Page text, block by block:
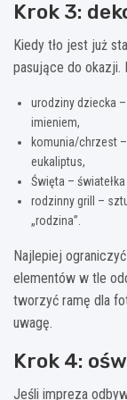
Krok 3:
Kiedy tło jest już
pasujące do okazji.
urodziny dziecka
imieniem,
komunia/chrzest
eukaliptus,
Święta –
rodzinny grill –
„rodzina”.
Najlepiej
elementów w tle
tworzyć ramę dla
uwagę.
Krok 4:
Jeśli impreza